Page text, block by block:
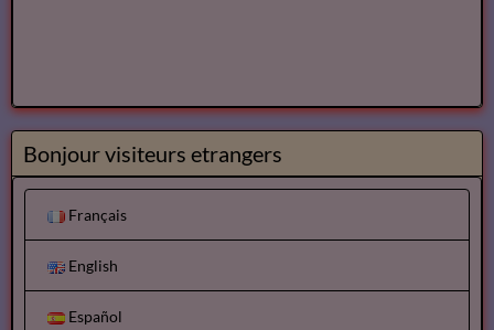
Bonjour visiteurs etrangers
Français
English
Español